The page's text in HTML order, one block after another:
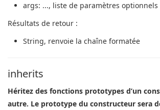
args: ..., liste de paramètres optionnels
Résultats de retour :
String, renvoie la chaîne formatée
inherits
Héritez des fonctions prototypes d’un
autre. Le prototype du constructeur sera